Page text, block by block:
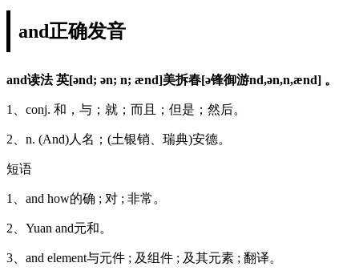
and正确发音
and读法 英[ənd; ən; n; ænd]美拆春[ə锋御游nd,ən,n,ænd] 。
1、conj. 和，与；就；而且；但是；然后。
2、n. (And)人名；(土银销、瑞典)安德。
短语
1、and how的确 ; 对 ; 非常。
2、Yuan and元和。
3、and element与元件 ; 及组件 ; 及其元素 ; 翻译。